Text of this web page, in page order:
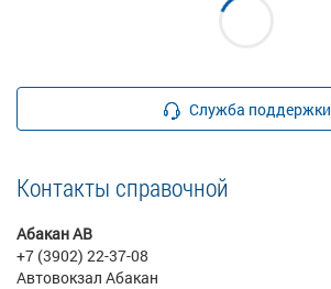
Служба поддержки
Контакты справочной
Абакан АВ
+7 (3902) 22-37-08
Автовокзал Абакан